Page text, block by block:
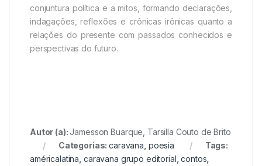
conjuntura política e a mitos, formando declarações,
indagações, reflexões e crônicas irônicas quanto a
relações do presente com passados conhecidos e
perspectivas do futuro.
Autor (a):Jamesson Buarque, Tarsilla Couto de Brito
Categorias:caravana poesia
Tags:
américalatina caravana grupo editorial ,contos